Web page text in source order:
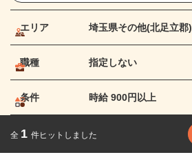
エリア 埼玉県その他(北足立郡)
職種 指定しない
条件 時給 900円以上
全 1 件ヒットしました